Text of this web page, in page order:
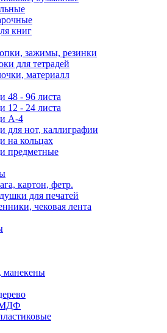
книг
зажимы, резинки
для тетрадей
материалл
48 - 96 листа
12 - 24 листа
А-4
для нот, каллиграфии
на кольцах
предметные
картон, фетр.
для печатей
чековая лента
манекены
МДФ